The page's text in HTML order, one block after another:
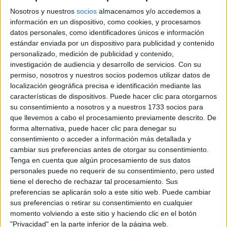
Nosotros y nuestros socios almacenamos y/o accedemos a
información en un dispositivo, como cookies, y procesamos
datos personales, como identificadores únicos e información
estándar enviada por un dispositivo para publicidad y contenido
personalizado, medición de publicidad y contenido,
investigación de audiencia y desarrollo de servicios. Con su
permiso, nosotros y nuestros socios podemos utilizar datos de
localización geográfica precisa e identificación mediante las
características de dispositivos. Puede hacer clic para otorgarnos
su consentimiento a nosotros y a nuestros 1733 socios para
que llevemos a cabo el procesamiento previamente descrito. De
forma alternativa, puede hacer clic para denegar su
consentimiento o acceder a información más detallada y
cambiar sus preferencias antes de otorgar su consentimiento.
Tenga en cuenta que algún procesamiento de sus datos
personales puede no requerir de su consentimiento, pero usted
tiene el derecho de rechazar tal procesamiento. Sus
preferencias se aplicarán solo a este sitio web. Puede cambiar
sus preferencias o retirar su consentimiento en cualquier
momento volviendo a este sitio y haciendo clic en el botón
"Privacidad" en la parte inferior de la página web.
Junio
Comunidad:
Andalucía
Año del examen:
2013
Mes de examen:
Junio
Asignatura:
Matemáticas Aplicadas a la Ciencias Sociales
Fichero Examen:
ex-men-selectividad-matem-ticas-aplicadas-ciencias-sociales-
andaluc-2013-junio.pdf